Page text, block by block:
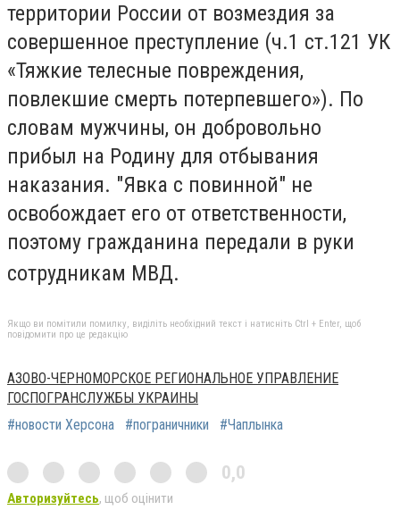
территории России от возмездия за
совершенное преступление (ч.1 ст.121 УК
«Тяжкие телесные повреждения,
повлекшие смерть потерпевшего»). По
словам мужчины, он добровольно
прибыл на Родину для отбывания
наказания. "Явка с повинной" не
освобождает его от ответственности,
поэтому гражданина передали в руки
сотрудникам МВД.
Якщо ви помітили помилку, виділіть необхідний текст і натисніть Ctrl + Enter, щоб
повідомити про це редакцію
АЗОВО-ЧЕРНОМОРСКОЕ РЕГИОНАЛЬНОЕ УПРАВЛЕНИЕ
ГОСПОГРАНСЛУЖБЫ УКРАИНЫ
#новости Херсона
#пограничники #Чаплынка
0,0
Авторизуйтесь, щоб оцінити